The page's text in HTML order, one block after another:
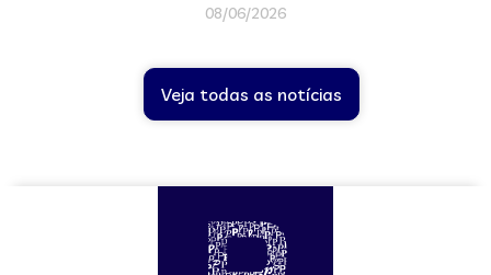
08/06/2026
Veja todas as notícias